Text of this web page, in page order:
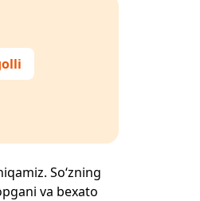
So‘zning
va bexato